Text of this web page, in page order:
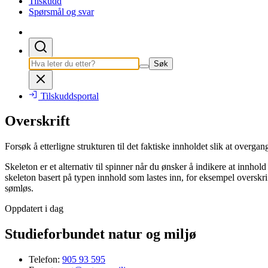
Spørsmål og svar
Søk
Tilskuddsportal
Overskrift
Forsøk å etterligne strukturen til det faktiske innholdet slik at
Skeleton er et alternativ til spinner når du ønsker å indikere at
skeleton basert på typen innhold som lastes inn, for eksempel
sømløs.
Oppdatert i dag
Studieforbundet natur og miljø
Telefon: 905 93 595